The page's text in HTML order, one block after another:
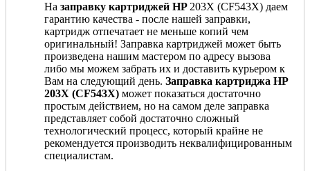
На заправку картриджей HP 203X (CF543X) даем
гарантию качества - после нашей заправки,
картридж отпечатает не меньше копий чем
оригинальный! Заправка картриджей может быть
произведена нашим мастером по адресу вызова
либо мы можем забрать их и доставить курьером к
Вам на следующий день. Заправка картриджа HP
203X (CF543X) может показаться достаточно
простым действием, но на самом деле заправка
представляет собой достаточно сложный
технологический процесс, который крайне не
рекомендуется производить неквалифицированным
специалистам.